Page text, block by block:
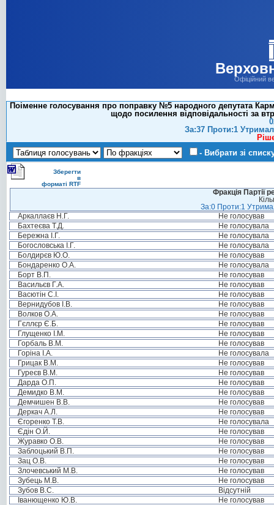
Офіційний
Поіменне голосування про поправку №5 народного депутата
щодо посилення відповідальності за
За:37 Проти:1
- Вибрати зі
Зберегти
в
форматі RTF
Фракція Партії
За:0 Проти:1
Аркаллаєв Н.Г.
Не голосував
Бахтеєва Т.Д.
Не голосувала
Бережна І.Г.
Не голосувала
Богословська І.Г.
Не голосувала
Болдирєв Ю.О.
Не голосував
Бондаренко О.А.
Не голосувала
Борт В.П.
Не голосував
Васильєв Г.А.
Не голосував
Васютін С.І.
Не голосував
Вернидубов І.В.
Не голосував
Волков О.А.
Не голосував
Гєллєр Є.Б.
Не голосував
Глущенко І.М.
Не голосував
Горбаль В.М.
Не голосував
Горіна І.А.
Не голосувала
Грицак В.М.
Не голосував
Гуреєв В.М.
Не голосував
Дарда О.П.
Не голосував
Демидко В.М.
Не голосував
Демчишен В.В.
Не голосував
Деркач А.Л.
Не голосував
Єгоренко Т.В.
Не голосувала
Єдін О.Й.
Не голосував
Журавко О.В.
Не голосував
Заблоцький В.П.
Не голосував
Зац О.В.
Не голосував
Злочевський М.В.
Не голосував
Зубець М.В.
Не голосував
Зубов В.С.
Відсутній
Іванющенко Ю.В.
Не голосував